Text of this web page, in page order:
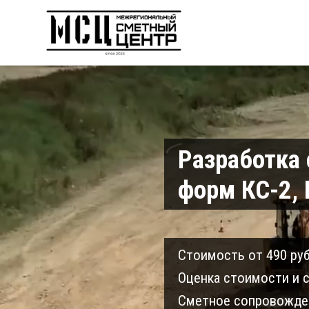
Cтоимость от 490
Оценка стоимости и
Сметное
форм КС-2,